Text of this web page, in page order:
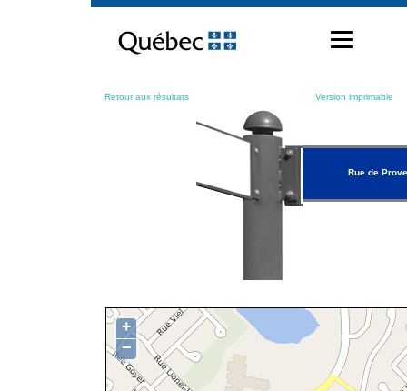
contenu
Retour aux résultats Version imprimable
Rue de
+
−